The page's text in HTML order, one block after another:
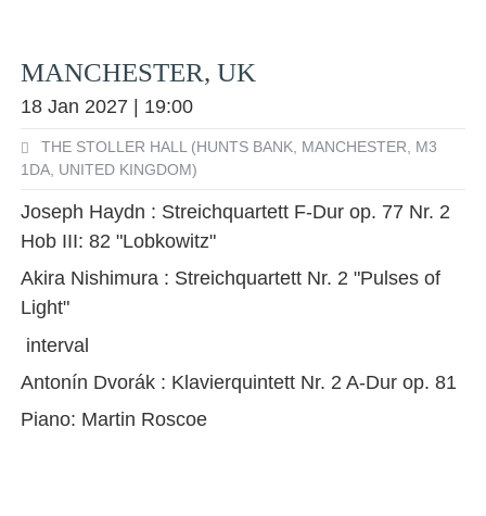
MANCHESTER, UK
18 Jan 2027 | 19:00
THE STOLLER HALL (HUNTS BANK, MANCHESTER, M3
1DA, UNITED KINGDOM)
Joseph Haydn : Streichquartett F-Dur op. 77 Nr. 2
Hob III: 82 "Lobkowitz"
Akira Nishimura : Streichquartett Nr. 2 "Pulses of
Light"
interval
Antonín Dvorák : Klavierquintett Nr. 2 A-Dur op. 81
Piano: Martin Roscoe